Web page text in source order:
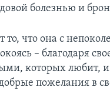
болезнью и
то, что она с
– благодаря
которых любит,
пожелания в